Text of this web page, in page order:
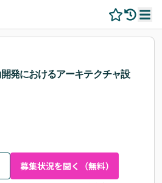
発におけるアーキテクチャ設
募集状況を聞く（無料）